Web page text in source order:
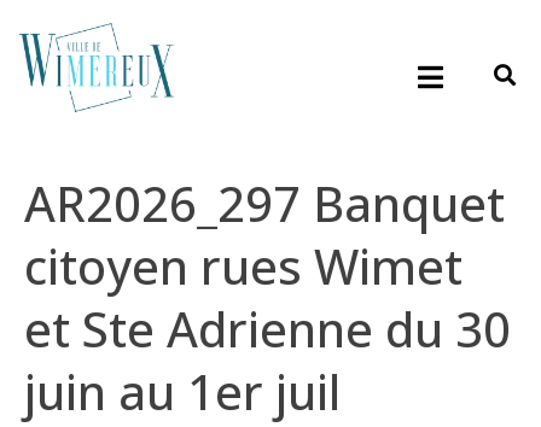
AR2026_297 Banquet
citoyen rues Wimet
et Ste Adrienne du 30
juin au 1er juil